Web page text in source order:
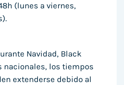
(lunes a viernes,
Navidad, Black
nacionales, los tiempos
extenderse debido al